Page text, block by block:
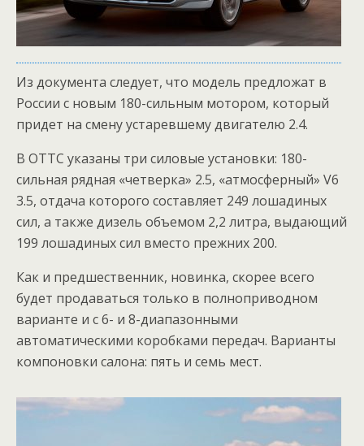
Из документа следует, что модель предложат в
России с новым 180-сильным мотором, который
придет на смену устаревшему двигателю 2.4.
В ОТТС указаны три силовые установки: 180-
сильная рядная «четверка» 2.5, «атмосферный» V6
3.5, отдача которого составляет 249 лошадиных
сил, а также дизель объемом 2,2 литра, выдающий
199 лошадиных сил вместо прежних 200.
Как и предшественник, новинка, скорее всего
будет продаваться только в полноприводном
варианте и с 6- и 8-диапазонными
автоматическими коробками передач. Варианты
компоновки салона: пять и семь мест.